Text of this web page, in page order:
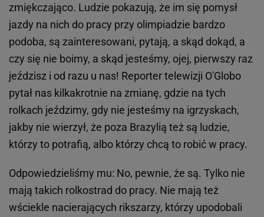
zmiękczająco. Ludzie pokazują, że im się pomysł
jazdy na nich do pracy przy olimpiadzie bardzo
podoba, są zainteresowani, pytają, a skąd dokąd, a
czy się nie boimy, a skąd jesteśmy, ojej, pierwszy raz
jeździsz i od razu u nas! Reporter telewizji O'Globo
pytał nas kilkakrotnie na zmianę, gdzie na tych
rolkach jeździmy, gdy nie jesteśmy na igrzyskach,
jakby nie wierzył, że poza Brazylią też są ludzie,
którzy to potrafią, albo którzy chcą to robić w pracy.
Odpowiedzieliśmy mu: No, pewnie, że są. Tylko nie
mają takich rolkostrad do pracy. Nie mają też
wściekle nacierających rikszarzy, którzy upodobali